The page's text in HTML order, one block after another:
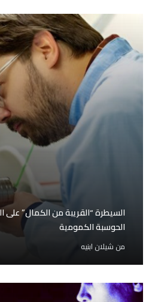
السيطرة “القريبة من الكمال” على
الحوسبة الكمومية
من شيلان ابنيه